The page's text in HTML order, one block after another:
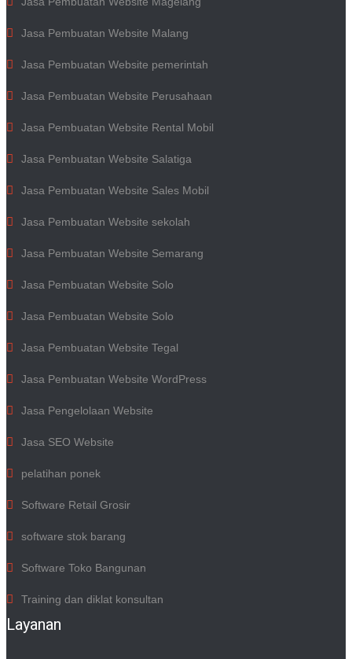
Jasa Pembuatan Website Malang
Jasa Pembuatan Website pemerintah
Jasa Pembuatan Website Perusahaan
Jasa Pembuatan Website Rental Mobil
Jasa Pembuatan Website Salatiga
Jasa Pembuatan Website Sales Mobil
Jasa Pembuatan Website sekolah
Jasa Pembuatan Website Semarang
Jasa Pembuatan Website Solo
Jasa Pembuatan Website Solo
Jasa Pembuatan Website Tegal
Jasa Pembuatan Website WordPress
Jasa Pengelolaan Website
Jasa SEO Website
pelatihan ponek
Software Retail Grosir
software stok barang
Software Toko Bangunan
Training dan diklat konsultan
Layanan